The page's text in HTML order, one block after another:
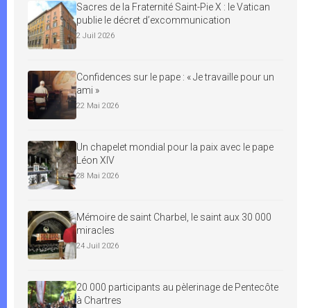
Sacres de la Fraternité Saint-Pie X : le Vatican
publie le décret d’excommunication
2 Juil 2026
Confidences sur le pape : « Je travaille pour un
ami »
22 Mai 2026
Un chapelet mondial pour la paix avec le pape
Léon XIV
28 Mai 2026
Mémoire de saint Charbel, le saint aux 30 000
miracles
24 Juil 2026
20 000 participants au pèlerinage de Pentecôte
à Chartres